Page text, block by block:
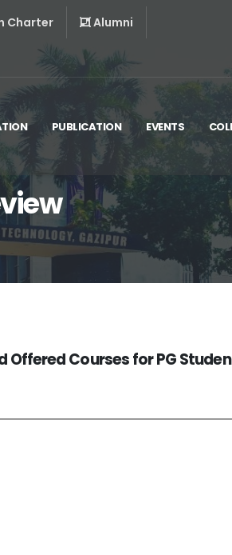
Charter
Alumni
PUBLICATION EVENTS
Offered Courses for PG